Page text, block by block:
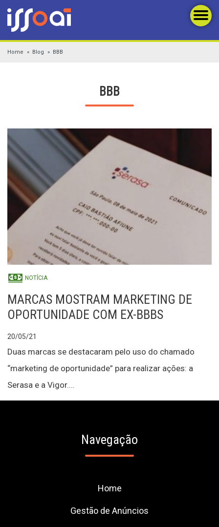
Home Blog BBB
BBB
NOTÍCIA
MARCAS MOSTRAM MARKETING DE
OPORTUNIDADE COM EX-BBBS
20/05/21
Duas marcas se destacaram pelo uso do chamado
“marketing de oportunidade” para realizar ações: a
Serasa e a Vigor....
Navegação
Home
Gestão de Anúncios